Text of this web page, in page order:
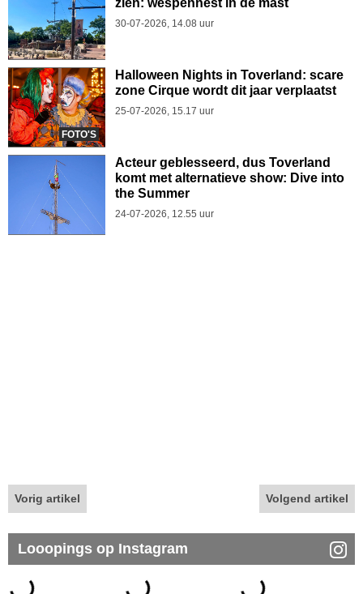
30-07-2026, 14.08 uur
FOTO'S
Halloween Nights in Toverland: scare
zone Cirque wordt dit jaar verplaatst
25-07-2026, 15.17 uur
Acteur geblesseerd, dus Toverland
komt met alternatieve show: Dive into
the Summer
24-07-2026, 12.55 uur
Vorig artikel Volgend artikel
Looopings op Instagram